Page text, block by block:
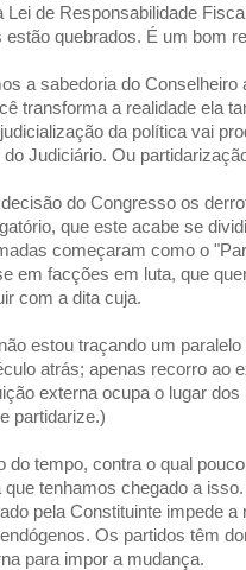
Lei de Responsabilidade
estão quebrados. É um bom
a sabedoria do
transforma a realidade ela
da política vai
do Judiciário. Ou
do Congresso os
que este acabe se
começaram como o
em facções em luta, que
com a dita cuja.
estou traçando um
atrás; apenas recorro ao
externa ocupa o lugar
partidarize.)
do tempo, contra o qual
que tenhamos chegado a
pela Constituinte impede
Os partidos têm
para impor a mudança.